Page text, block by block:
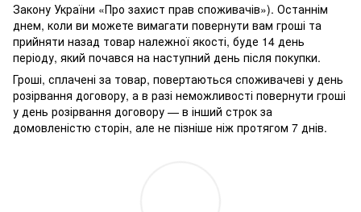
Закону України «Про захист прав споживачів»). Останнім
днем, коли ви можете вимагати повернути вам гроші та
прийняти назад товар належної якості, буде 14 день
періоду, який почався на наступний день після покупки.
Гроші, сплачені за товар, повертаються споживачеві у день
розірвання договору, а в разі неможливості повернути гроші
у день розірвання договору — в інший строк за
домовленістю сторін, але не пізніше ніж протягом 7 днів.